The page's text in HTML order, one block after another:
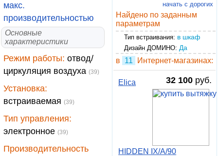
макс.
производительностью
Основные
характеристики
Режим работы: отвод/
циркуляция воздуха (39)
Установка:
встраиваемая (39)
Тип управления:
электронное (39)
Производительность
начать с дорогих
Найдено по заданным
параметрам
Тип встраивания: в шкаф
Дизайн ДОМИНО: Да
в 11 Интернет-магазинах:
32 100 руб.
Elica
HIDDEN IX/A/90